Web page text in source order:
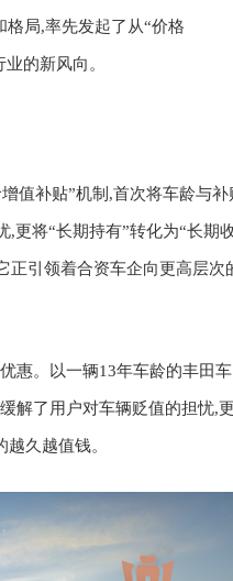
局,率先发起了从“价格
业的新风向 。
值补贴”机制,首次将车龄与补
,更将“长期持有”转化为“长期
正引领着合资车企向更高层次
惠。以一辆13年车龄的丰田车
解了用户对车辆贬值的担忧,
越久越值钱。